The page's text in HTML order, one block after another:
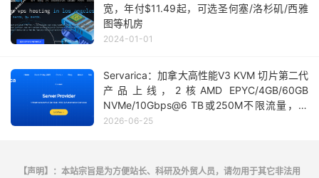
宽，年付$11.49起，可选圣何塞/洛杉矶/西雅
图等机房
2024-01-01
Servarica：加拿大高性能V3 KVM 切片第二代
产品上线，2核AMD EPYC/4GB/60GB
NVMe/10Gbps@6 TB或250M不限流量，月
付 $5 起
2026-06-25
【声明】：本站宗旨是为方便站长、科研及外贸人员，请勿用于其它非法用